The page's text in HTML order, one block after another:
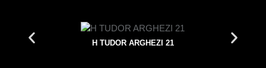
H TUDOR ARGHEZI 21